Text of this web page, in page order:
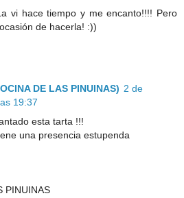
vi hace tiempo y me encanto!!!! Pero
de hacerla! :))
DE LAS PINUINAS) 2 de
19:37
esta tarta !!!
una presencia estupenda
PINUINAS